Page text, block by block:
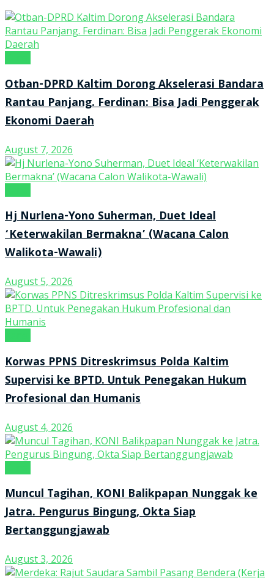
Otban-DPRD Kaltim Dorong Akselerasi Bandara
Rantau Panjang. Ferdinan: Bisa Jadi Penggerak
Ekonomi Daerah
August 7, 2026
Hj Nurlena-Yono Suherman, Duet Ideal
‘Keterwakilan Bermakna’ (Wacana Calon
Walikota-Wawali)
August 5, 2026
Korwas PPNS Ditreskrimsus Polda Kaltim
Supervisi ke BPTD. Untuk Penegakan Hukum
Profesional dan Humanis
August 4, 2026
Muncul Tagihan, KONI Balikpapan Nunggak ke
Jatra. Pengurus Bingung, Okta Siap
Bertanggungjawab
August 3, 2026